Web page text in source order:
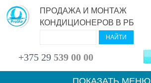
ПРОДАЖА И МОНТАЖ
КОНДИЦИОНЕРОВ В РБ
+375 29 539 00 00
ПОКАЗАТЬ МЕНЮ